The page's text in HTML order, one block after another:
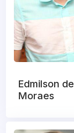
Edmilson de
Moraes